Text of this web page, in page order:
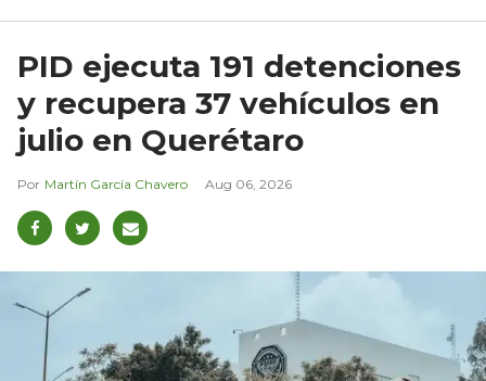
PID ejecuta 191 detenciones
y recupera 37 vehículos en
julio en Querétaro
Martín García Chavero Aug 06, 2026